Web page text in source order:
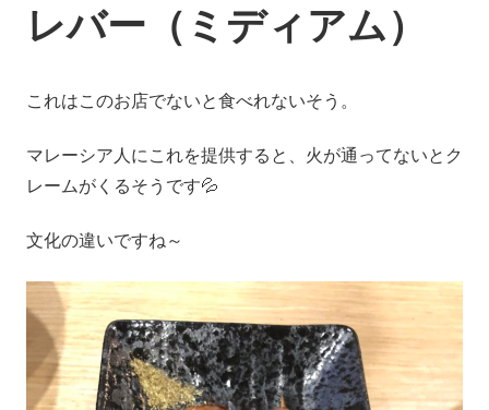
レバー（ミディアム）
これはこのお店でないと食べれないそう。
マレーシア人にこれを提供すると、火が通ってないとク
レームがくるそうです💦
文化の違いですね～